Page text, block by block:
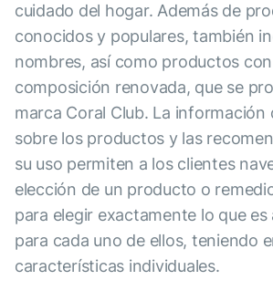
cuidado del hogar. Además de
conocidos y populares, también
nombres, así como productos
composición renovada, que se
marca Coral Club. La información
sobre los productos y las
su uso permiten a los clientes
elección de un producto o
para elegir exactamente lo que es
para cada uno de ellos, teniendo
características individuales.